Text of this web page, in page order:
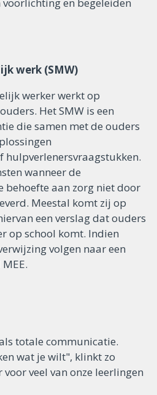
werk (SMW)
werker werkt op
Het SMW is een
die samen met de ouders
hulpverlenersvraagstukken.
wanneer de
behoefte aan zorg niet door
Meestal komt zij op
een verslag dat ouders
op school komt. Indien
volgen naar een
totale communicatie.
wat je wilt", klinkt zo
veel van onze leerlingen